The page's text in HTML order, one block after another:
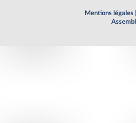
Mentions légales